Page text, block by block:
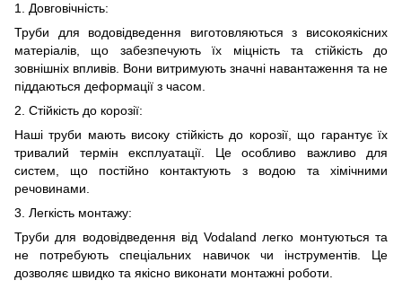
1. Довговічність:
Труби для водовідведення виготовляються з високоякісних
матеріалів, що забезпечують їх міцність та стійкість до
зовнішніх впливів. Вони витримують значні навантаження та не
піддаються деформації з часом.
2. Стійкість до корозії:
Наші труби мають високу стійкість до корозії, що гарантує їх
тривалий термін експлуатації. Це особливо важливо для
систем, що постійно контактують з водою та хімічними
речовинами.
3. Легкість монтажу:
Труби для водовідведення від Vodaland легко монтуються та
не потребують спеціальних навичок чи інструментів. Це
дозволяє швидко та якісно виконати монтажні роботи.